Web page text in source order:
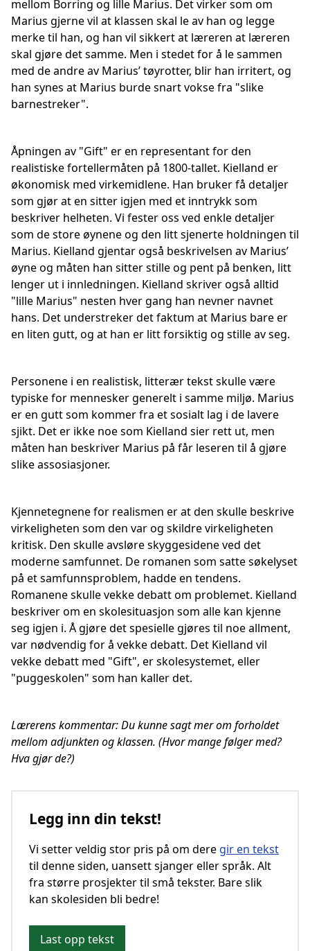
mellom Borring og lille Marius. Det virker som om
Marius gjerne vil at klassen skal le av han og legge
merke til han, og han vil sikkert at læreren at læreren
skal gjøre det samme. Men i stedet for å le sammen
med de andre av Marius’ tøyrotter, blir han irritert, og
han synes at Marius burde snart vokse fra "slike
barnestreker".
Åpningen av "Gift" er en representant for den
realistiske fortellermåten på 1800-tallet. Kielland er
økonomisk med virkemidlene. Han bruker få detaljer
som gjør at en sitter igjen med et inntrykk som
beskriver helheten. Vi fester oss ved enkle detaljer
som de store øynene og den litt sjenerte holdningen til
Marius. Kielland gjentar også beskrivelsen av Marius’
øyne og måten han sitter stille og pent på benken, litt
lenger ut i innledningen. Kielland skriver også alltid
"lille Marius" nesten hver gang han nevner navnet
hans. Det understreker det faktum at Marius bare er
en liten gutt, og at han er litt forsiktig og stille av seg.
Personene i en realistisk, litterær tekst skulle være
typiske for mennesker generelt i samme miljø. Marius
er en gutt som kommer fra et sosialt lag i de lavere
sjikt. Det er ikke noe som Kielland sier rett ut, men
måten han beskriver Marius på får leseren til å gjøre
slike assosiasjoner.
Kjennetegnene for realismen er at den skulle beskrive
virkeligheten som den var og skildre virkeligheten
kritisk. Den skulle avsløre skyggesidene ved det
moderne samfunnet. De romanen som satte søkelyset
på et samfunnsproblem, hadde en tendens.
Romanene skulle vekke debatt om problemet. Kielland
beskriver om en skolesituasjon som alle kan kjenne
seg igjen i. Å gjøre det spesielle gjøres til noe allment,
var nødvendig for å vekke debatt. Det Kielland vil
vekke debatt med "Gift", er skolesystemet, eller
"puggeskolen" som han kaller det.
Lærerens kommentar: Du kunne sagt mer om forholdet
mellom adjunkten og klassen. (Hvor mange følger med?
Hva gjør de?)
Legg inn din tekst!
Vi setter veldig stor pris på om dere gir en tekst
til denne siden, uansett sjanger eller språk. Alt
fra større prosjekter til små tekster. Bare slik
kan skolesiden bli bedre!
Last opp tekst